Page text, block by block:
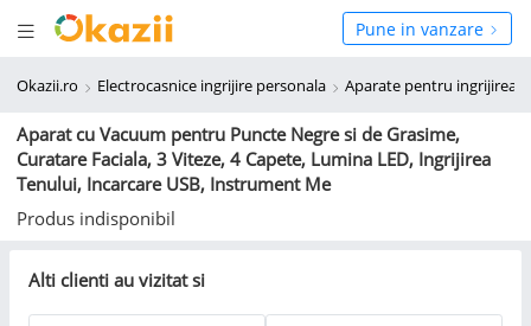
Deschide meniul
meniul Pune in vanzare
Okazii.ro Electrocasnice ingrijire personala Aparate pentru ingrijirea
Aparat cu Vacuum pentru Puncte Negre si de Grasime,
Curatare Faciala, 3 Viteze, 4 Capete, Lumina LED, Ingrijirea
Tenului, Incarcare USB, Instrument Me
Produs indisponibil
Alti clienti au vizitat si